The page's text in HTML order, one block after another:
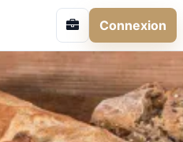
Connexion